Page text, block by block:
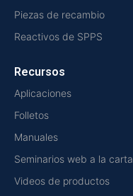
Piezas de recambio
Reactivos de SPPS
Recursos
Aplicaciones
Folletos
Manuales
Seminarios web a la carta
Videos de productos